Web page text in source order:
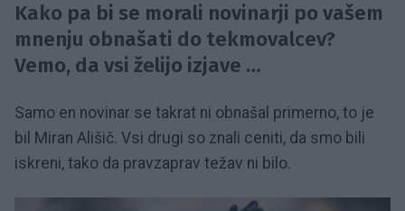
Kako pa bi se morali novinarji po vašem
mnenju obnašati do tekmovalcev?
Vemo, da vsi želijo izjave …
Samo en novinar se takrat ni obnašal primerno, to je
bil Miran Ališič. Vsi drugi so znali ceniti, da smo bili
iskreni, tako da pravzaprav težav ni bilo.